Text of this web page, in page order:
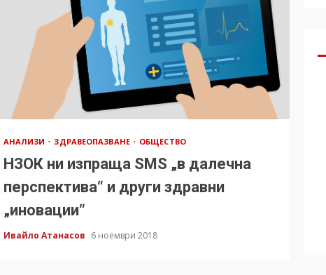
АНАЛИЗИ ЗДРАВЕОПАЗВАНЕ ОБЩЕСТВО
НЗОК ни изпраща SMS „в далечна
перспектива“ и други здравни
„иновации“
Ивайло Атанасов 6 ноември 2018